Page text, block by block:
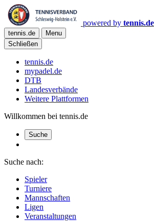
powered by tennis.de
tennis.de
Menu
Schließen
tennis.de
mypadel.de
DTB
Landesverbände
Weitere Plattformen
Willkommen bei tennis.de
Suche
Suche nach:
Spieler
Turniere
Mannschaften
Ligen
Veranstaltungen